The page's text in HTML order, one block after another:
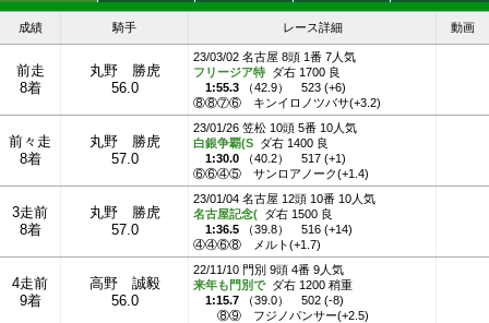
成績 騎手 レース詳細 動画
前走
8着
丸野 勝虎
56.0
23/03/02 名古屋 8頭 1番 7人気
フリージア特 ダ右 1700 良
1:55.3 （42.9）
523 (+6)
⑧⑧⑦⑥
キンイロノツバサ(+3.2)
前々走
8着
丸野 勝虎
57.0
23/01/26 笠松 10頭 5番 10人気
白銀争覇(S ダ右 1400 良
1:30.0 （40.2）
517 (+1)
⑥⑥④⑤
サンロアノーク(+1.4)
3走前
8着
丸野 勝虎
57.0
23/01/04 名古屋 12頭 10番 10人気
名古屋記念( ダ右 1500 良
1:36.5 （39.8）
516 (+14)
④④⑥⑧
メルト(+1.7)
4走前
9着
高野 誠毅
56.0
22/11/10 門別 9頭 4番 9人気
来年も門別で ダ右 1200 稍重
1:15.7 （39.0）
502 (-8)
⑧⑨
フジノパンサー(+2.5)